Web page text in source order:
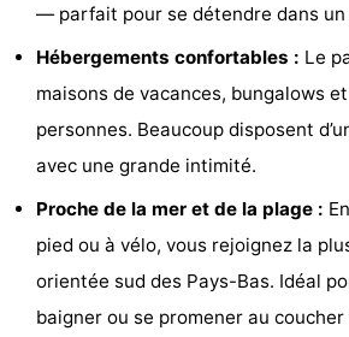
Strandcamping
Valkenisse
-
Zee,
Bos
en
Hôtels
Last
minutes
Plages
Lieux
— parfait pour se détendre dans un
Hébergements confortables : Le
maisons de vacances, bungalows
personnes. Beaucoup disposent
avec une grande intimité.
Proche de la mer et de la plage :
pied ou à vélo, vous rejoignez la
orientée sud des Pays-Bas. Idéal
baigner ou se promener au coucher